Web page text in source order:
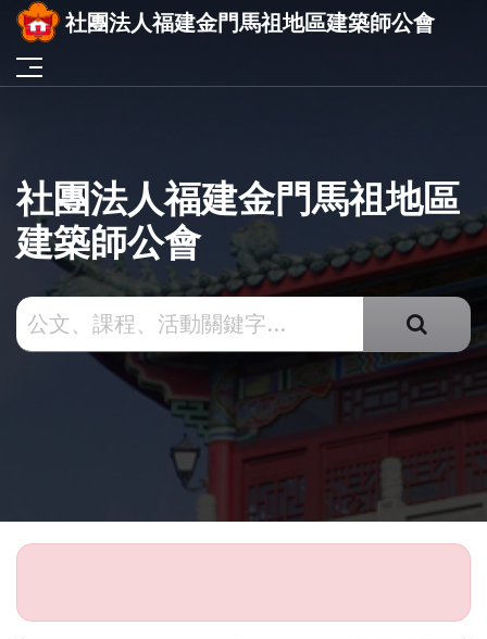
社團法人福建金門馬祖地區建築師公會
社團法人福建金門馬祖地區
建築師公會